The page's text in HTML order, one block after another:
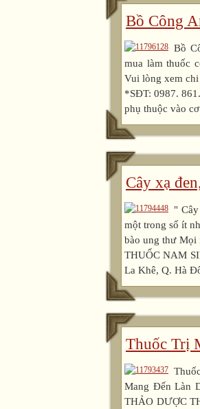
Bồ Công
Bồ
mua làm thuốc
Vui lòng xem
*SĐT: 0987.
phụ thuộc vào
Cây xạ
"
một trong số ít
bào ung thư Mọi
THUỐC NAM
La Khê, Q. Hà
Thuốc Trị
Mang Đến Làn
THẢO DƯỢC